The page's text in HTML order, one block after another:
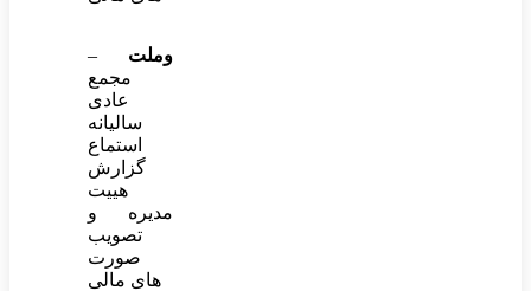
وملت –
مجمع
عادی
سالیانه
استماع
گزارش
هییت
مدیره و
تصویب
صورت
های مالی